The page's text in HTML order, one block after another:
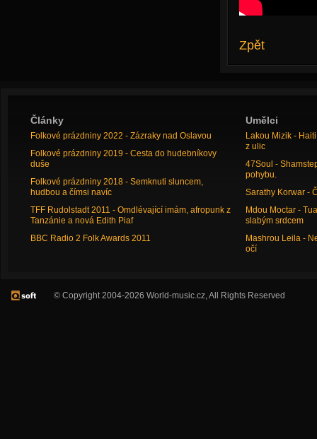
Zpět
Články
Folkové prázdniny 2022 - Zázraky nad Oslavou
Folkové prázdniny 2019 - Cesta do hudebníkovy
duše
Folkové prázdniny 2018 - Semknuti sluncem,
hudbou a čímsi navíc
TFF Rudolstadt 2011 - Omdlévající imám, afropunk z
Tanzánie a nová Edith Piaf
BBC Radio 2 Folk Awards 2011
Umělci
Lakou Mizik -
z ulic
47Soul -
pohybu.
Sarathy Korwar -
Mdou Moctar -
slabým srdcem
Mashrou Leila -
očí
© Copyright 2004-2026 World-music.cz, All Rights Reserved